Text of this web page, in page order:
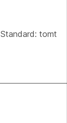
Standard: tomt